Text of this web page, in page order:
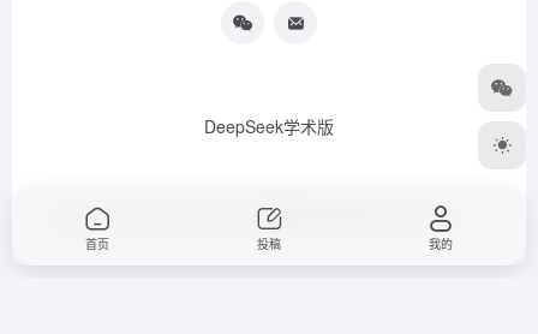
DeepSeek学术版
Copyright © 2026 AIPedias｜AI导航网 浙ICP备2023026385号-3
首页 投稿 我的